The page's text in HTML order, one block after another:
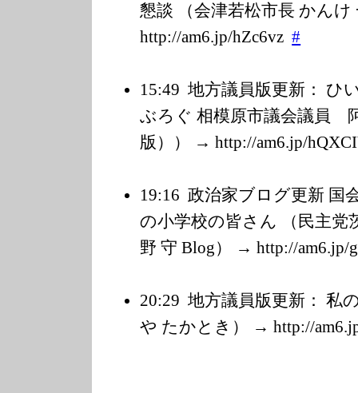
懇談 （会津若松市長 かん
http://am6.jp/hZc6vz #
15:49 地方議員版更新： ひ
ぶろぐ 相模原市議会議員
版）） → http://am6.jp/h
19:16 政治家ブログ更新 国
の小学校の皆さん （民主党
野 守 Blog） → http://am6.jp/g
20:29 地方議員版更新： 私
や たかとき） → http://